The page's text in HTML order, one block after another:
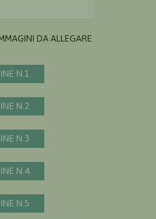
DA ALLEGARE AL
N.1
N.2
N.3
N.4
N.5